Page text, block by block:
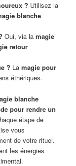
? Utilisez la
blanche
Oui, via la magie
retour
? La magie pour
éthériques.
blanche
pour rendre un
étape de
vous
de votre rituel.
les énergies